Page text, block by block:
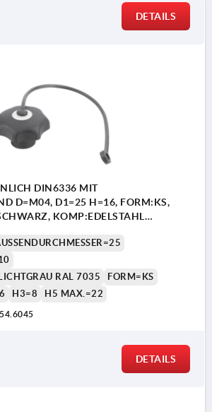
DETAILS
DIN6336 MIT
D=M04, D1=25 H=16, FORM:KS,
KOMP:EDELSTAHL
RAL 7035
FORM=KS
H3=8 H5 MAX.=22
DETAILS